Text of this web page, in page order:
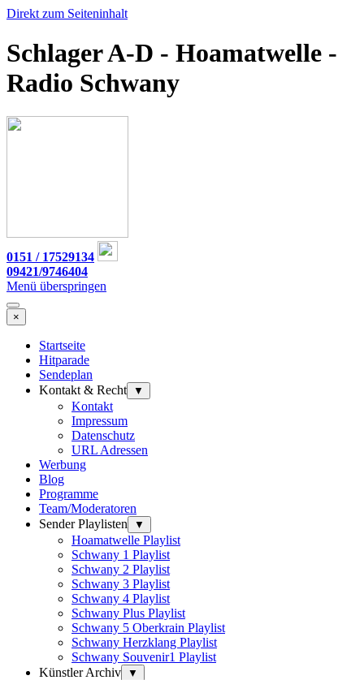
Direkt zum Seiteninhalt
Schlager A-D - Hoamatwelle -
Radio Schwany
0151 / 17529134
09421/9746404
Menü überspringen
×
Startseite
Hitparade
Sendeplan
Kontakt & Recht
▼
Kontakt
Impressum
Datenschutz
URL Adressen
Werbung
Blog
Programme
Team/Moderatoren
Sender Playlisten
▼
Hoamatwelle Playlist
Schwany 1 Playlist
Schwany 2 Playlist
Schwany 3 Playlist
Schwany 4 Playlist
Schwany Plus Playlist
Schwany 5 Oberkrain Playlist
Schwany Herzklang Playlist
Schwany Souvenir1 Playlist
Künstler Archiv
▼